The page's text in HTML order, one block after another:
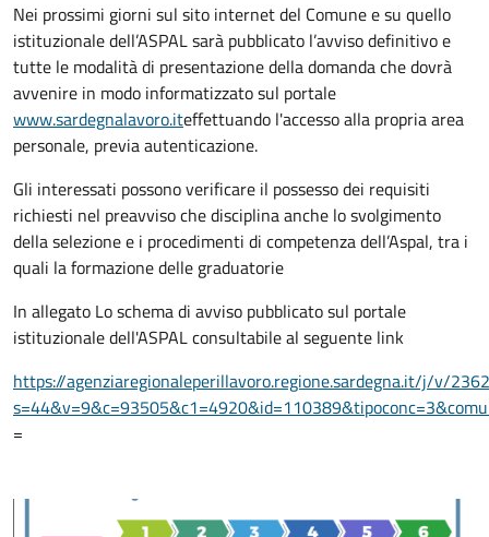
Nei prossimi giorni sul sito internet del Comune e su quello
istituzionale dell’ASPAL sarà pubblicato l’avviso definitivo e
tutte le modalità di presentazione della domanda che dovrà
avvenire in modo informatizzato sul portale
www.sardegnalavoro.iteffettuando l'accesso alla propria area
personale, previa autenticazione.
Gli interessati possono verificare il possesso dei requisiti
richiesti nel preavviso che disciplina anche lo svolgimento
della selezione e i procedimenti di competenza dell’Aspal, tra i
quali la formazione delle graduatorie
In allegato Lo schema di avviso pubblicato sul portale
istituzionale dell'ASPAL consultabile al seguente link
https://agenziaregionaleperillavoro.regione.sardegna.it/j/v/
=